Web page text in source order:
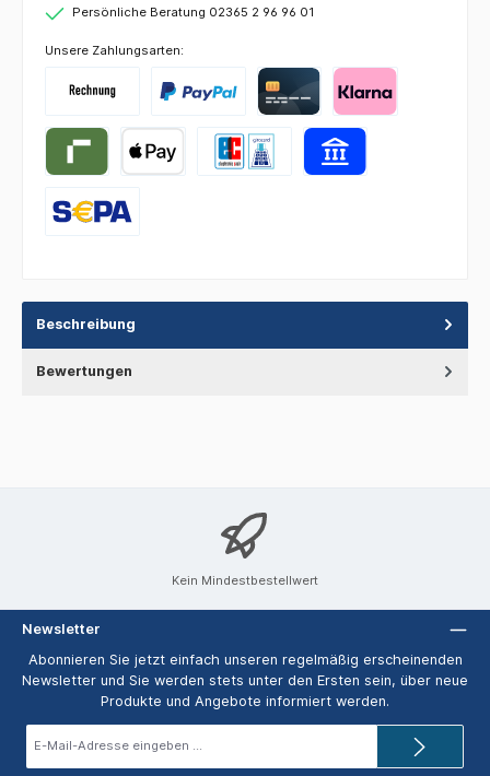
Persönliche Beratung 02365 2 96 96 01
Unsere Zahlungsarten:
Beschreibung
Bewertungen
Kein Mindestbestellwert
Newsletter
Abonnieren Sie jetzt einfach unseren regelmäßig erscheinenden
Newsletter und Sie werden stets unter den Ersten sein, über neue
Produkte und Angebote informiert werden.